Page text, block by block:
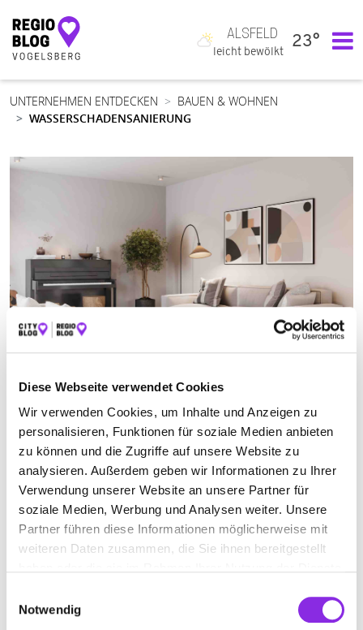
Diese Webseite verwendet Cookies
Wir verwenden Cookies, um Inhalte und Anzeigen zu
personalisieren, Funktionen für soziale Medien anbieten
zu können und die Zugriffe auf unsere Website zu
analysieren. Außerdem geben wir Informationen zu Ihrer
Verwendung unserer Website an unsere Partner für
soziale Medien, Werbung und Analysen weiter. Unsere
Partner führen diese Informationen möglicherweise mit
weiteren Daten zusammen, die Sie ihnen bereitgestellt
Notwendig
Hauptnavigation
ALSFELD
leicht bewölkt
23°
UNTERNEHMEN ENTDECKEN
BAUEN & WOHNEN
WASSERSCHADENSANIERUNG
WASSERSCHADENSANIERUNG
Suchen nach
Finden